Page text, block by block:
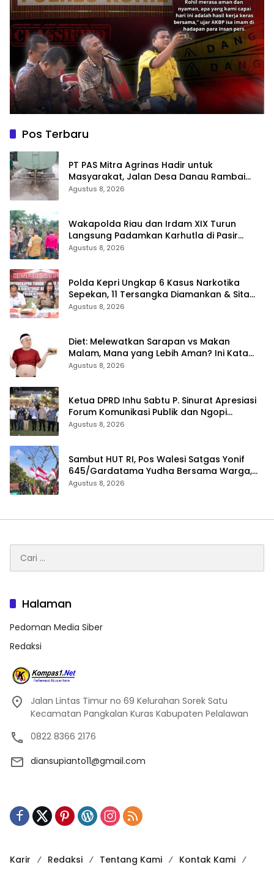
Pos Terbaru
‎PT PAS Mitra Agrinas Hadir untuk
Masyarakat, Jalan Desa Danau Rambai
Dirawat dan Disiram
Agustus 8, 2026
Wakapolda Riau dan Irdam XIX Turun
Langsung Padamkan Karhutla di Pasir
Limau Kapas Rohil
Agustus 8, 2026
Polda Kepri Ungkap 6 Kasus Narkotika
Sepekan, 11 Tersangka Diamankan & Sita
402 Gram Sabu
Agustus 8, 2026
Diet: Melewatkan Sarapan vs Makan
Malam, Mana yang Lebih Aman? Ini Kata
Dokter
Agustus 8, 2026
Ketua DPRD Inhu Sabtu P. Sinurat Apresiasi
Forum Komunikasi Publik dan Ngopi
Bersama Kejari Inhu
Agustus 8, 2026
Sambut HUT RI, Pos Walesi Satgas Yonif
645/Gardatama Yudha Bersama Warga,
Kibarkan Merah Putih di Bukit Walesi
Agustus 8, 2026
untuk:
Halaman
Pedoman Media Siber
Redaksi
Jalan Lintas Timur no 69 Kelurahan Sorek Satu
Kecamatan Pangkalan Kuras Kabupaten Pelalawan
0822 8366 2176
diansupianto11@gmail.com
Karir Redaksi Tentang Kami
Kontak Kami